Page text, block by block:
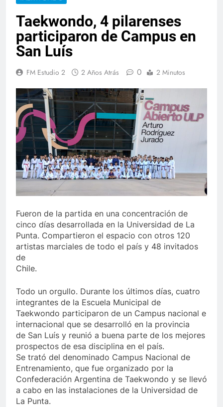
Taekwondo, 4 pilarenses
participaron de Campus en
San Luís
FM Estudio 2 2 Años Atrás 0 2 Minutos
Fueron de la partida en una concentración de
cinco días desarrollada en la Universidad de La
Punta. Compartieron el espacio con otros 120
artistas marciales de todo el país y 48 invitados
de
Chile.
Todo un orgullo. Durante los últimos días, cuatro
integrantes de la Escuela Municipal de
Taekwondo participaron de un Campus nacional e
internacional que se desarrolló en la provincia
de San Luís y reunió a buena parte de los mejores
prospectos de esa disciplina en el país.
Se trató del denominado Campus Nacional de
Entrenamiento, que fue organizado por la
Confederación Argentina de Taekwondo y se llevó
a cabo en las instalaciones de la Universidad de
La Punta.